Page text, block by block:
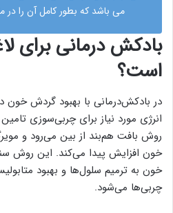
می باشد که بطور کامل آن را در
بادکش درمانی برای
است؟
در بادکش‌درمانی با بهبود گردش خون
انرژی مورد نیاز برای چربی‌سوزی
روش بافت هم‌بند از بین می‌رود و
خون افزایش پیدا می‌کند. این روش
خون به ترمیم سلول‌ها و بهبود
چربی‌ها می‌شود.